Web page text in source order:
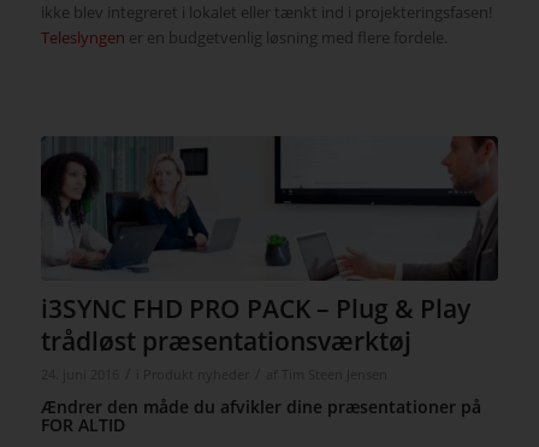
ikke blev integreret i lokalet eller tænkt ind i projekteringsfasen!
Teleslyngen er en budgetvenlig løsning med flere fordele.
i3SYNC FHD PRO PACK – Plug & Play
trådløst præsentationsværktøj
Ændrer den måde du afvikler dine præsentationer på
FOR ALTID